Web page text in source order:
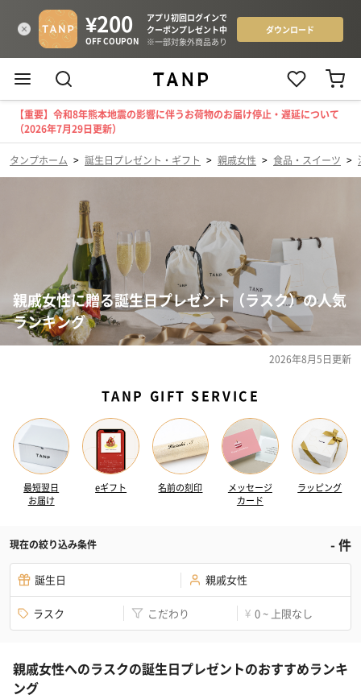
【重要】令和8年熊本地震の影響に伴うお荷物のお届け停止・遅延について
（2026年7月29日更新）
タンプホーム > 誕生日プレゼント・ギフト > 親戚女性 > 食品・スイーツ >
親戚女性に贈る誕生日プレゼント（ラスク）の人気
ランキング
2026年8月5日更新
TANP GIFT SERVICE
最短翌日
お届け
eギフト 名前の刻印
メッセージ
カード
ラッピング
現在の絞り込み条件 -件
誕生日 親戚女性
ラスク こだわり ¥ 0 ~ 上限なし
親戚女性へのラスクの誕生日プレゼントのおすすめランキ
ング